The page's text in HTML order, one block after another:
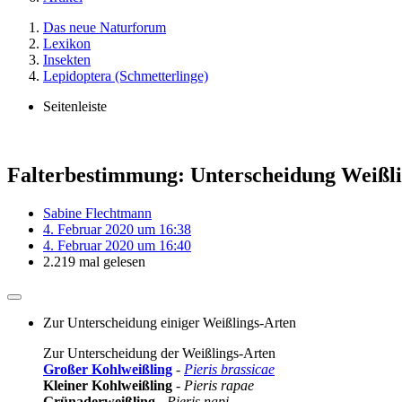
Das neue Naturforum
Lexikon
Insekten
Lepidoptera (Schmetterlinge)
Seitenleiste
Falterbestimmung: Unterscheidung
Sabine Flechtmann
4. Februar 2020 um 16:38
4. Februar 2020 um 16:40
2.219 mal gelesen
Zur Unterscheidung einiger Weißlings-Arten
Zur Unterscheidung der Weißlings-Arten
Großer Kohlweißling - Pieris brassicae
Kleiner Kohlweißling - Pieris rapae